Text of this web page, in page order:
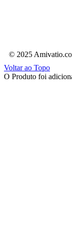
© 2025
Voltar ao Topo
O Produto foi